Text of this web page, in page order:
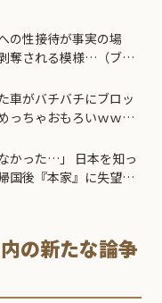
の性接待が事実の場
奪される模様…（ブル
車がバチバチにブロッ
っちゃおもろいｗｗｗ
かった…」 日本を知っ
国後『本家』に失望す
の新たな論争